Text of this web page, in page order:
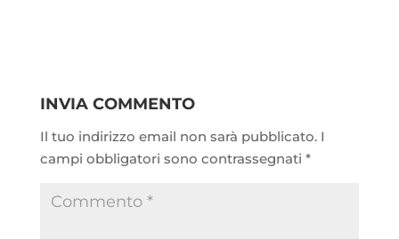
INVIA COMMENTO
Il tuo indirizzo email non sarà pubblicato. I
campi obbligatori sono contrassegnati *